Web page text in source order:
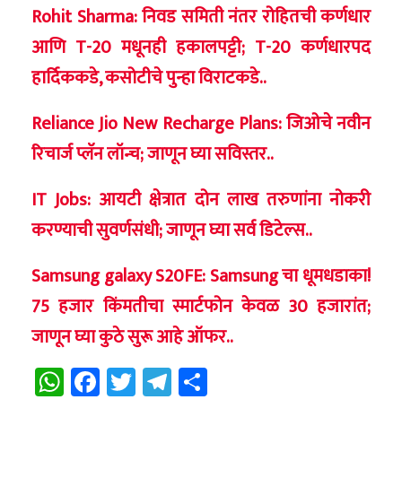
Rohit Sharma: निवड समिती नंतर रोहितची कर्णधार
आणि T-20 मधूनही हकालपट्टी; T-20 कर्णधारपद
हार्दिककडे, कसोटीचे पुन्हा विराटकडे..
Reliance Jio New Recharge Plans: जिओचे नवीन
रिचार्ज प्लॅन लॉन्च; जाणून घ्या सविस्तर..
IT Jobs: आयटी क्षेत्रात दोन लाख तरुणांना नोकरी
करण्याची सुवर्णसंधी; जाणून घ्या सर्व डिटेल्स..
Samsung galaxy S20FE: Samsung चा धूमधडाका!
75 हजार किंमतीचा स्मार्टफोन केवळ 30 हजारांत;
जाणून घ्या कुठे सुरू आहे ऑफर..
WhatsApp
Facebook
TwitterTelegram